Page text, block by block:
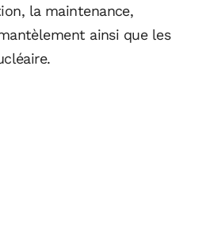
la maintenance,
ainsi que les